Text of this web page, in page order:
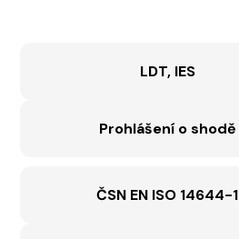
LDT, IES
Prohlášení o shodě
ČSN EN ISO 14644-1